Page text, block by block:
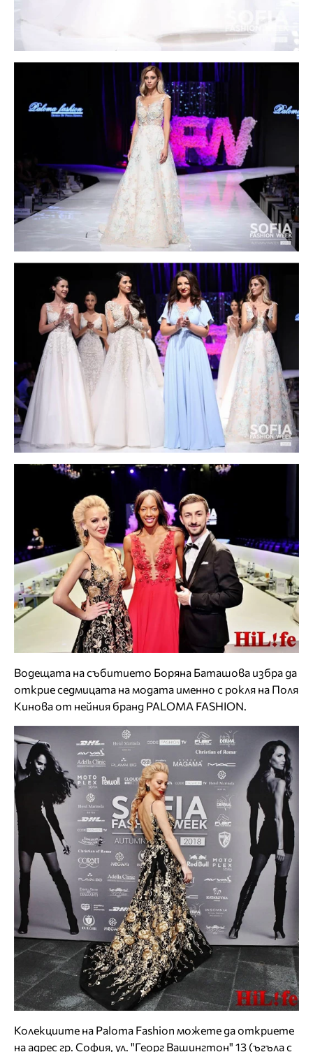
Водещата на събитието Боряна Баташова избра да
открие седмицата на модата именно с рокля на Поля
Кинова от нейния бранд PALOMA FASHION.
Колекциите на Paloma Fashion можете да откриете
на адрес гр. София, ул. "Георг Вашингтон" 13 (ъгъла с